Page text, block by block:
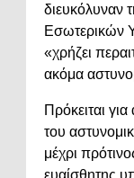
διευκόλυναν
Εσωτερικών
«χρήζει
ακόμα
Πρόκειται
του
μέχρι
ευαίσθητης